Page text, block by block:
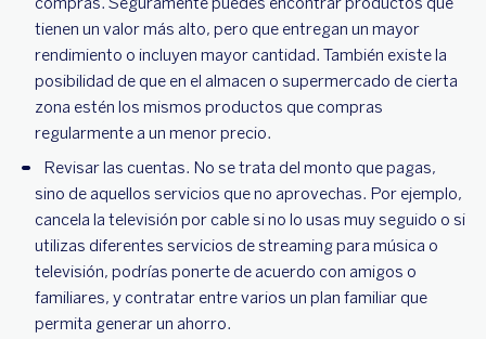
tienen un valor más alto, pero que entregan un mayor
rendimiento o incluyen mayor cantidad. También existe la
posibilidad de que en el almacen o supermercado de cierta
zona estén los mismos productos que compras
regularmente a un menor precio.
Revisar las cuentas. No se trata del monto que pagas,
sino de aquellos servicios que no aprovechas. Por ejemplo,
cancela la televisión por cable si no lo usas muy seguido o si
utilizas diferentes servicios de streaming para música o
televisión, podrías ponerte de acuerdo con amigos o
familiares, y contratar entre varios un plan familiar que
permita generar un ahorro.